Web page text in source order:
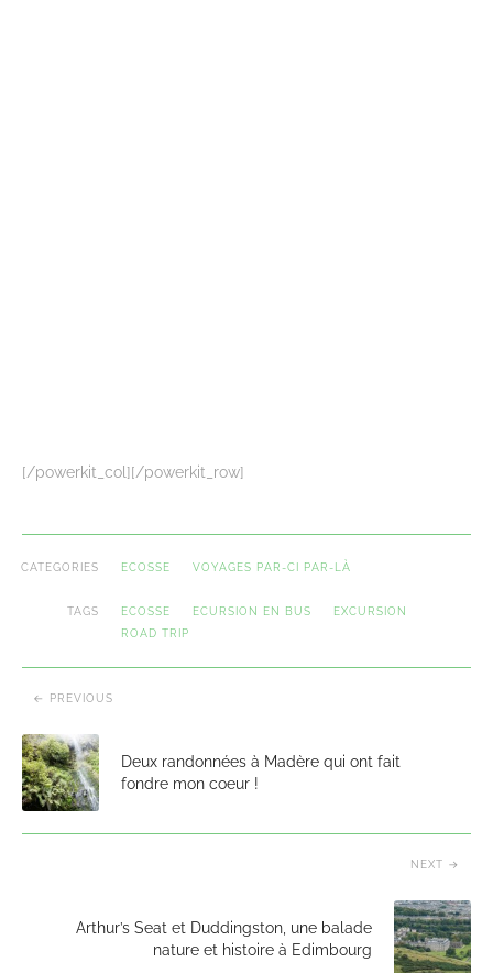
[/powerkit_col][/powerkit_row]
CATEGORIES ECOSSE VOYAGES PAR-CI PAR-LÀ
TAGS ECOSSE ECURSION EN BUS
EXCURSION
ROAD TRIP
PREVIOUS
Deux randonnées à Madère qui ont fait
fondre mon coeur !
NEXT
Arthur’s Seat et Duddingston, une balade
nature et histoire à Edimbourg